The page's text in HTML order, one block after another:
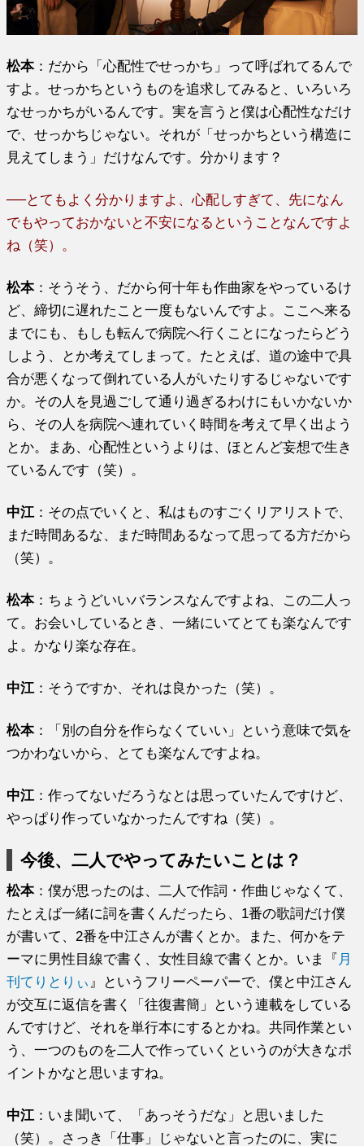
松本：だから「心配性でせっかち」って呼ばれてるんで
すよ。せっかちというものを追求してみると、いろいろ
なせっかちがいるんです。実を言うと僕は心配性なだけ
で、せっかちじゃない。それが「せっかちという構造に
見えてしまう」だけなんです。分かります？
──とてもよく分かりますよ、心配しすぎて、先になん
でもやっておかないと不安になるということなんですよ
ね（笑）。
松本：そうそう、だから何十年も作曲家をやっているけ
ど、締切に遅れたこと一度もないんですよ。ここへ来る
までにも、もしも転んで病院へ行くことになったらどう
しよう、とか考えてしまって。たとえば、道の途中で具
合が悪くなって倒れている人がいたりするじゃないです
か。その人を見過ごして通り過ぎるわけにもいかないか
ら、その人を病院へ連れていく時間を考えて早く出よう
とか。まあ、心配性というよりは、ほとんど妄想で生き
ているんです（笑）。
中江 ：その点でいくと、私はものすごくリアリストで、
まだ時間あるな、まだ時間あるなって思ってる方だから
（笑）。
松本：ちょうどいいバランスなんですよね、この二人っ
て。お会いしているとき、一緒にいてとても楽なんです
よ。かなり楽な存在。
中江 ：そうですか、それは良かった（笑）。
松本：「別の自分を作らなくていい」という意味で気を
つかわないから、とても楽なんですよね。
中江 ：作ってないだろうなとは思っていたんですけど、
やっぱり作っていなかったんですね（笑）。
今後、二人でやってみたいことは？
松本：僕が思ったのは、二人で作詞・作曲じゃなくて、
たとえば一緒に詞を書くんだったら、1番の歌詞だけ僕
が書いて、2番を中江さんが書くとか。また、何かをテ
ーマに男性目線で書く、女性目線で書くとか。いま『 月
刊てりとりぃ 』というフリーペーパーで、僕と中江さん
が交互に返信を書く「往復書簡」という連載をしている
んですけど、それを単行本にするとかね。共同作業とい
う、一つのものを二人で作っていくというのが大きなポ
イントかなと思いますね。
中江 ：いま聞いて、「あっそうだな」と思いました
（笑）。さっき「仕事」じゃないと言ったのに、実に